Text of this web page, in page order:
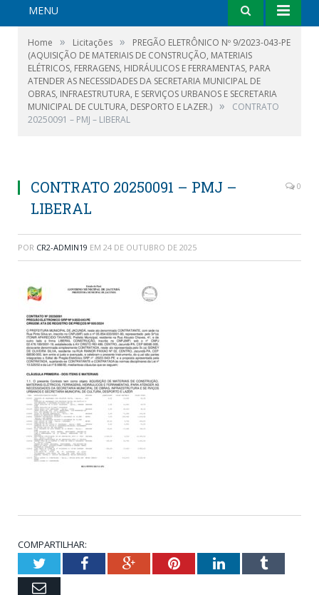
MENU
Home » Licitações »
PREGÃO ELETRÔNICO Nº 9/2023-043-PE
(AQUISIÇÃO DE MATERIAIS DE CONSTRUÇÃO, MATERIAIS
ELÉTRICOS, FERRAGENS, HIDRÁULICOS E FERRAMENTAS, PARA
ATENDER AS NECESSIDADES DA SECRETARIA MUNICIPAL DE
OBRAS, INFRAESTRUTURA, E SERVIÇOS URBANOS E SECRETARIA
MUNICIPAL DE CULTURA, DESPORTO E LAZER.) »
CONTRATO
20250091 – PMJ – LIBERAL
CONTRATO 20250091 – PMJ –
LIBERAL
0
POR CR2-ADMIN19 EM 24 DE OUTUBRO DE 2025
COMPARTILHAR:
TwitterFacebookGoogle+PinterestLinkedInTumblr
Email